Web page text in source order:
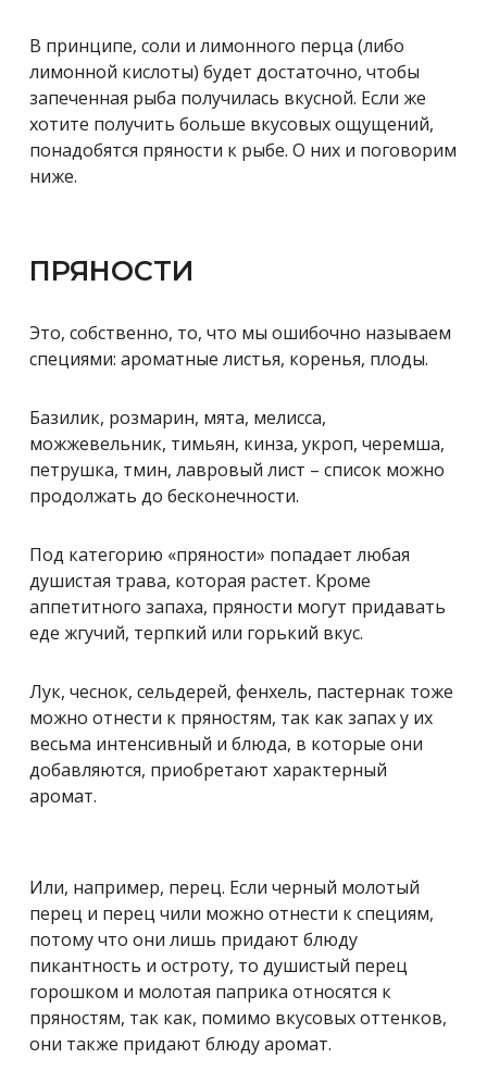
В принципе, соли и лимонного перца (либо
лимонной кислоты) будет достаточно, чтобы
запеченная рыба получилась вкусной. Если же
хотите получить больше вкусовых ощущений,
понадобятся пряности к рыбе. О них и поговорим
ниже.
ПРЯНОСТИ
Это, собственно, то, что мы ошибочно называем
специями: ароматные листья, коренья, плоды.
Базилик, розмарин, мята, мелисса,
можжевельник, тимьян, кинза, укроп, черемша,
петрушка, тмин, лавровый лист – список можно
продолжать до бесконечности.
Под категорию «пряности» попадает любая
душистая трава, которая растет. Кроме
аппетитного запаха, пряности могут придавать
еде жгучий, терпкий или горький вкус.
Лук, чеснок, сельдерей, фенхель, пастернак тоже
можно отнести к пряностям, так как запах у их
весьма интенсивный и блюда, в которые они
добавляются, приобретают характерный
аромат.
Или, например, перец. Если черный молотый
перец и перец чили можно отнести к специям,
потому что они лишь придают блюду
пикантность и остроту, то душистый перец
горошком и молотая паприка относятся к
пряностям, так как, помимо вкусовых оттенков,
они также придают блюду аромат.